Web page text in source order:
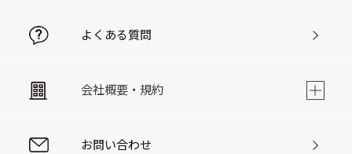
よくある質問
会社概要・規約
お問い合わせ